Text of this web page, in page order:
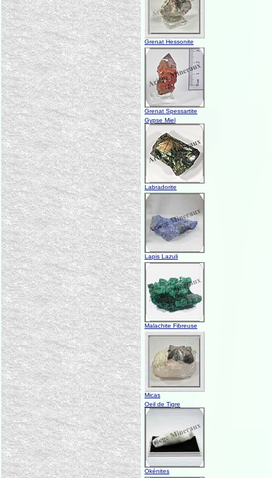
Grenat Hessonite
Grenat Spessartite
Gypse Miel
Labradorite
Lapis Lazuli
Malachite Fibreuse
Micas
Oeil de Tigre
Okénites